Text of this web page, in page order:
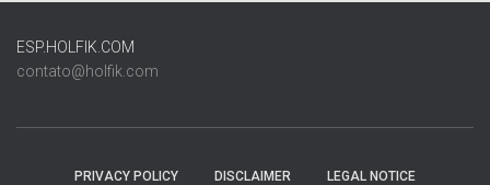
ESP.HOLFIK.COM
contato@holfik.com
PRIVACY POLICY DISCLAIMER LEGAL NOTICE